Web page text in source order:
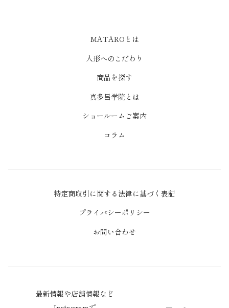
MATAROとは
人形へのこだわり
商品を探す
真多呂学院とは
ショールームご案内
コラム
特定商取引に関する法律に基づく表記
プライバシーポリシー
お問い合わせ
最新情報や店舗情報など